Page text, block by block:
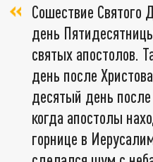
Сошествие Святого
день
святых апостолов.
день после
десятый день
когда апостолы
горнице в